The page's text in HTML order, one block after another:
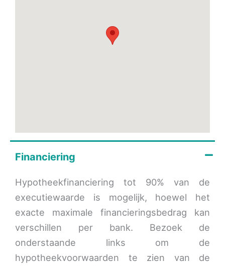
Financiering
Hypotheekfinanciering tot 90% van de
executiewaarde is mogelijk, hoewel het
exacte maximale financieringsbedrag kan
verschillen per bank. Bezoek de
onderstaande links om de
hypotheekvoorwaarden te zien van de